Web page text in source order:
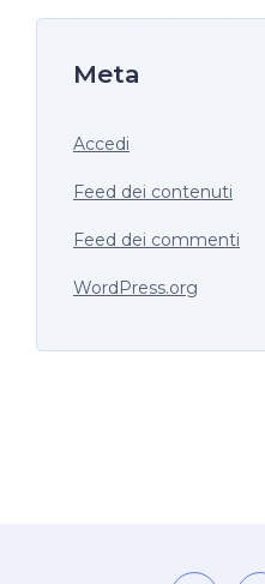
Meta
Accedi
Feed dei contenuti
Feed dei commenti
WordPress.org